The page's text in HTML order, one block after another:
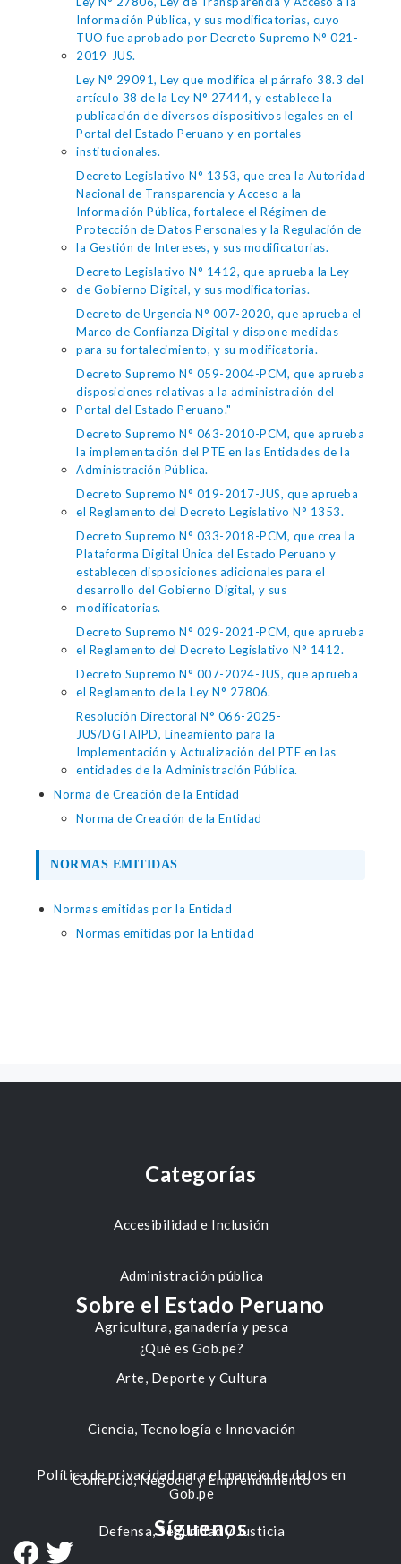
Información Pública, y sus modificatorias, cuyo
TUO fue aprobado por Decreto Supremo N° 021-
2019-JUS.
Ley N° 29091, Ley que modifica el párrafo 38.3 del
artículo 38 de la Ley N° 27444, y establece la
publicación de diversos dispositivos legales en el
Portal del Estado Peruano y en portales
institucionales.
Decreto Legislativo N° 1353, que crea la Autoridad
Nacional de Transparencia y Acceso a la
Información Pública, fortalece el Régimen de
Protección de Datos Personales y la Regulación de
la Gestión de Intereses, y sus modificatorias.
Decreto Legislativo N° 1412, que aprueba la Ley
de Gobierno Digital, y sus modificatorias.
Decreto de Urgencia N° 007-2020, que aprueba el
Marco de Confianza Digital y dispone medidas
para su fortalecimiento, y su modificatoria.
Decreto Supremo N° 059-2004-PCM, que aprueba
disposiciones relativas a la administración del
Portal del Estado Peruano."
Decreto Supremo N° 063-2010-PCM, que aprueba
la implementación del PTE en las Entidades de la
Administración Pública.
Decreto Supremo N° 019-2017-JUS, que aprueba
el Reglamento del Decreto Legislativo N° 1353.
Decreto Supremo N° 033-2018-PCM, que crea la
Plataforma Digital Única del Estado Peruano y
establecen disposiciones adicionales para el
desarrollo del Gobierno Digital, y sus
modificatorias.
Decreto Supremo N° 029-2021-PCM, que aprueba
el Reglamento del Decreto Legislativo N° 1412.
Decreto Supremo N° 007-2024-JUS, que aprueba
el Reglamento de la Ley N° 27806.
Resolución Directoral N° 066-2025-
JUS/DGTAIPD, Lineamiento para la
Implementación y Actualización del PTE en las
entidades de la Administración Pública.
Norma de Creación de la Entidad
Norma de Creación de la Entidad
NORMAS EMITIDAS
Normas emitidas por la Entidad
Normas emitidas por la Entidad
Categorías
Accesibilidad e Inclusión
Administración pública
Agricultura, ganadería y pesca
Arte, Deporte y Cultura
Ciencia, Tecnología e Innovación
Comercio, Negocio y Emprendimiento
Defensa, Seguridad y Justicia
Sobre el Estado Peruano
¿Qué es Gob.pe?
Política de privacidad para el manejo de datos en
Gob.pe
Síguenos